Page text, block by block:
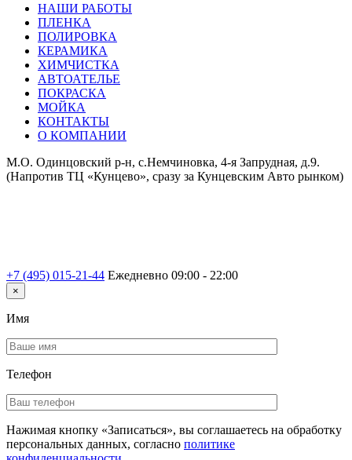
НАШИ РАБОТЫ
ПЛЕНКА
ПОЛИРОВКА
КЕРАМИКА
ХИМЧИСТКА
АВТОАТЕЛЬЕ
ПОКРАСКА
МОЙКА
КОНТАКТЫ
О КОМПАНИИ
М.О. Одинцовский р-н, с.Немчиновка, 4-я Запрудная, д.9.
(Напротив ТЦ «Кунцево», сразу за Кунцевским Авто рынком)
+7 (495) 015-21-44 Ежедневно 09:00 - 22:00
×
Имя
Телефон
Нажимая кнопку «Записаться», вы соглашаетесь на обработку
персональных данных, согласно политике